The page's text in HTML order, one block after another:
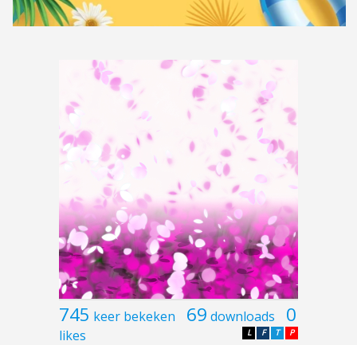
745 keer bekeken 69 downloads 0
likes P
T
F
L